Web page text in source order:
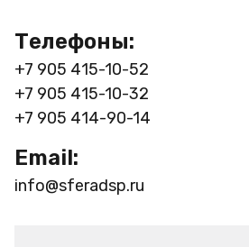
Телефоны:
+7 905 415-10-52
+7 905 415-10-32
+7 905 414-90-14
Email:
info@sferadsp.ru